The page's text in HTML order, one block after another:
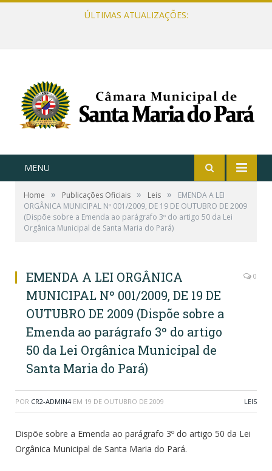
ÚLTIMAS ATUALIZAÇÕES:
MENU
Home » Publicações Oficiais » Leis »
EMENDA A LEI
ORGÂNICA MUNICIPAL Nº 001/2009, DE 19 DE OUTUBRO DE 2009
(Dispõe sobre a Emenda ao parágrafo 3º do artigo 50 da Lei
Orgânica Municipal de Santa Maria do Pará)
EMENDA A LEI ORGÂNICA
MUNICIPAL Nº 001/2009, DE 19 DE
OUTUBRO DE 2009 (Dispõe sobre a
Emenda ao parágrafo 3º do artigo
50 da Lei Orgânica Municipal de
Santa Maria do Pará)
0
POR CR2-ADMIN4 EM 19 DE OUTUBRO DE 2009 LEIS
Dispõe sobre a Emenda ao parágrafo 3º do artigo 50 da Lei
Orgânica Municipal de Santa Maria do Pará.